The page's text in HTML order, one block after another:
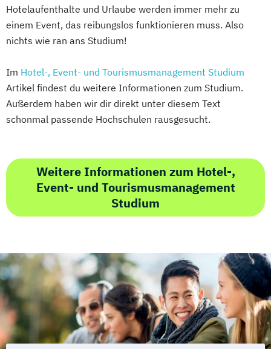
Hotelaufenthalte und Urlaube werden immer mehr zu
einem Event, das reibungslos funktionieren muss. Also
nichts wie ran ans Studium!
Im Hotel-, Event- und Tourismusmanagement Studium
Artikel findest du weitere Informationen zum Studium.
Außerdem haben wir dir direkt unter diesem Text
schonmal passende Hochschulen rausgesucht.
Weitere Informationen zum Hotel-,
Event- und Tourismusmanagement
Studium